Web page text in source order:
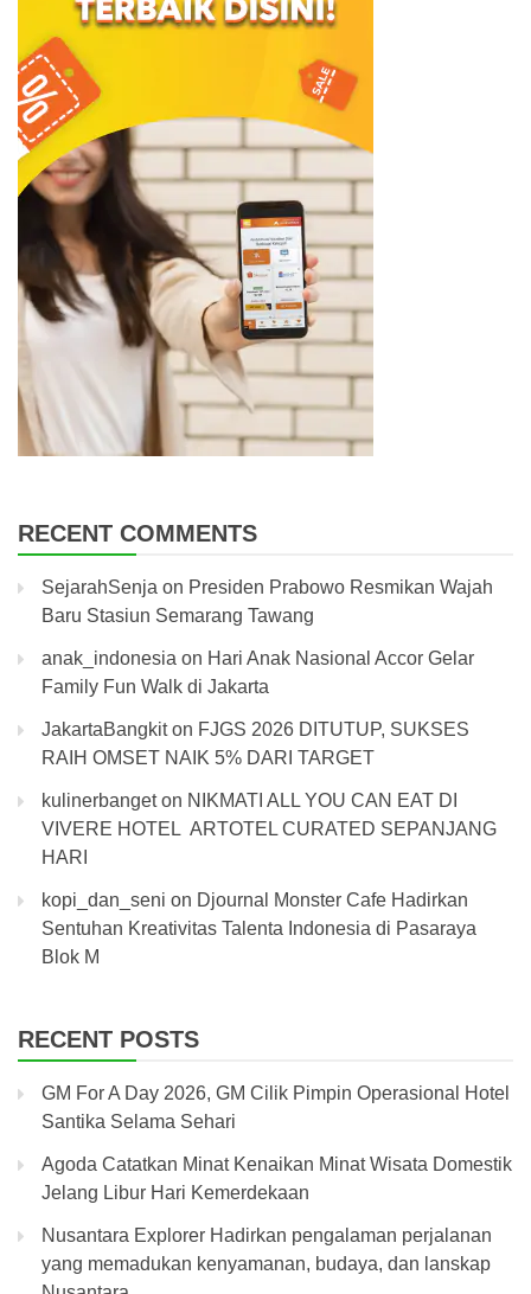
RECENT COMMENTS
SejarahSenja on Presiden Prabowo Resmikan Wajah
Baru Stasiun Semarang Tawang
anak_indonesia on Hari Anak Nasional Accor Gelar
Family Fun Walk di Jakarta
JakartaBangkiton FJGS 2026 DITUTUP, SUKSES
RAIH OMSET NAIK 5% DARI TARGET
kulinerbangeton NIKMATI ALL YOU CAN EAT DI
VIVERE HOTEL ARTOTEL CURATED SEPANJANG
HARI
kopi_dan_seni on Djournal Monster Cafe Hadirkan
Sentuhan Kreativitas Talenta Indonesia di Pasaraya
Blok M
RECENT POSTS
GM For A Day 2026, GM Cilik Pimpin Operasional Hotel
Santika Selama Sehari
Agoda Catatkan Minat Kenaikan Minat Wisata Domestik
Jelang Libur Hari Kemerdekaan
Nusantara Explorer Hadirkan pengalaman perjalanan
yang memadukan kenyamanan, budaya, dan lanskap